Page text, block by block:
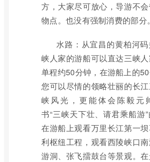
方，大家尽可放心，导游不
物点。也没有强制消费的部分。
水路：从宜昌的黄柏河
峡人家的游船可以直达三峡人
单程约50分钟，在游船上的50
您可以尽情的领略壮丽的长
峡风光，更能体会陈毅元
书“三峡天下壮、请君乘船游”
在游船上观看万里长江第一
利枢纽工程，观看西陵峡口
游洞、张飞擂鼓台等景观。